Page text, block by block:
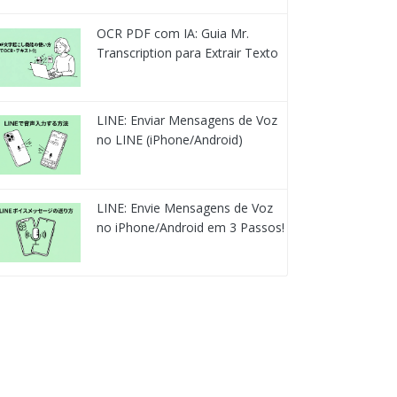
OCR PDF com IA: Guia Mr.
Transcription para Extrair Texto
LINE: Enviar Mensagens de Voz
no LINE (iPhone/Android)
LINE: Envie Mensagens de Voz
no iPhone/Android em 3 Passos!